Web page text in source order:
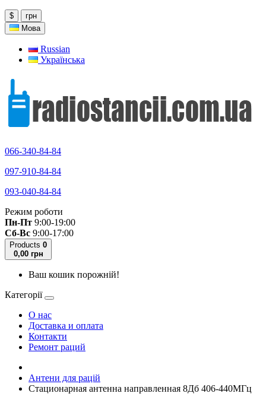
$
грн
Мова
Russian
Українська
066-340-84-84
097-910-84-84
093-040-84-84
Режим роботи
Пн-Пт 9:00-19:00
Сб-Вс 9:00-17:00
Products 0
0,00 грн
Ваш кошик порожній!
Категорії
О нас
Доставка и оплата
Контакти
Ремонт раций
Антени для рацій
Стационарная антенна направленная 8Дб 406-440МГц